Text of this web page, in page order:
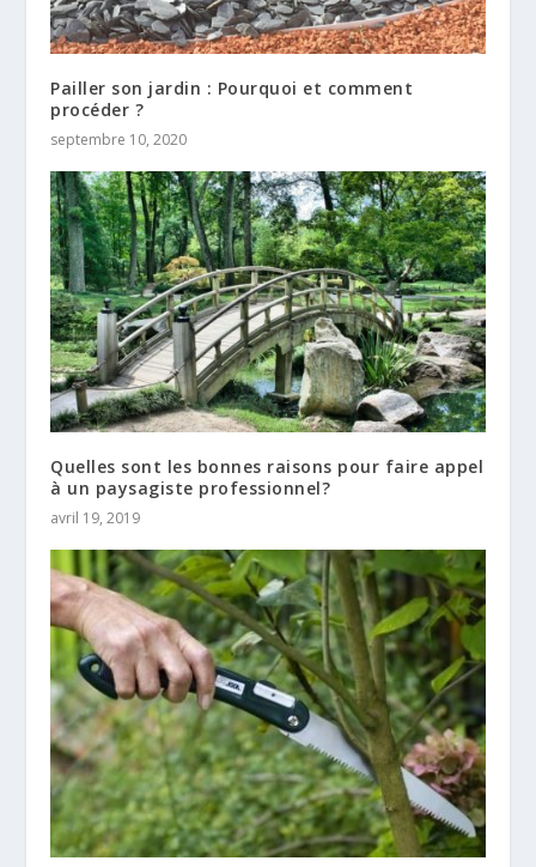
Pailler son jardin : Pourquoi et comment
procéder ?
septembre 10, 2020
Quelles sont les bonnes raisons pour faire appel
à un paysagiste professionnel?
avril 19, 2019